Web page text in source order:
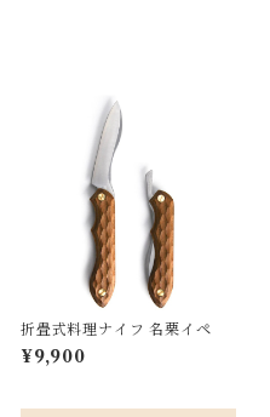
折畳式料理ナイフ 名栗イペ
¥9,900